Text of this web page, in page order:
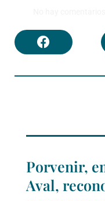
Porvenir,
Aval,